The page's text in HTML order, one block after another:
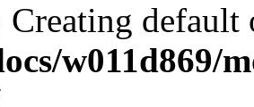
Creating
w011d869/